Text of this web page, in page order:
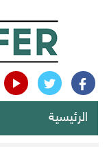
الرئيسية